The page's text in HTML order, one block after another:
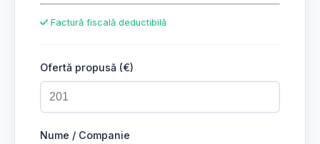
Factură fiscală deductibilă
Ofertă propusă (€)
Nume / Companie